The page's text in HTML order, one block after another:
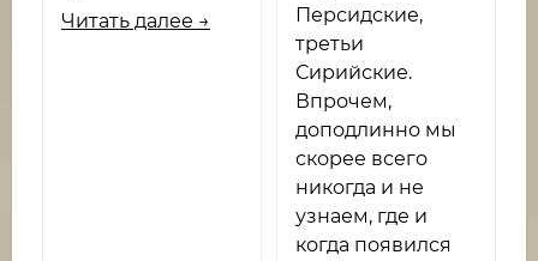
Читать далее →
Персидские,
третьи
Сирийские.
Впрочем,
доподлинно мы
скорее всего
никогда и не
узнаем, где и
когда появился